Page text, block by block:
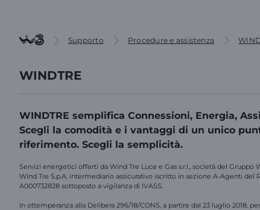
Supporto Procedure e assistenza
WINDTRE
WINDTRE semplifica Connessioni, Energia,
Scegli la comodità e i vantaggi di un unico
riferimento. Scegli la semplicità.
Servizi energetici offerti da Wind Tre Luce e Gas s.r.l., società del Gruppo
Wind Tre S.p.A. intermediario assicurativo iscritto in sezione A-Agenti del
A000732828 sottoposto a vigilanza di IVASS.
In ottemperanza alla Delibera 296/18/CONS, a partire dal 23 luglio 2018,